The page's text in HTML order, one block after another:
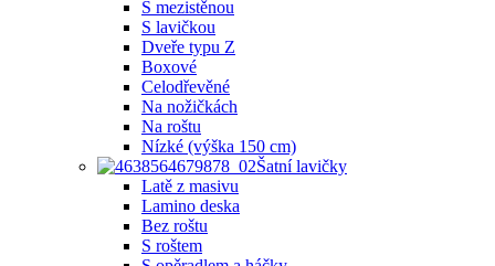
S mezistěnou
S lavičkou
Dveře typu Z
Boxové
Celodřevěné
Na nožičkách
Na roštu
Nízké (výška 150 cm)
Šatní lavičky
Latě z masivu
Lamino deska
Bez roštu
S roštem